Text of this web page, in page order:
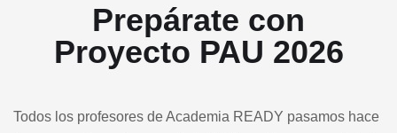
Prepárate con
Proyecto PAU 2026
Todos los profesores de Academia READY pasamos hace